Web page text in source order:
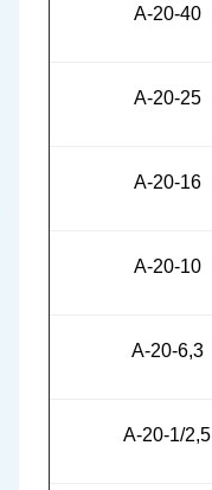
А-20-40
А-20-25
А-20-16
А-20-10
А-20-6,3
А-20-1/2,5